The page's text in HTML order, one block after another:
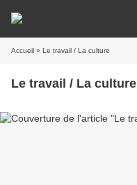
Accueil » Le travail / La culture
Le travail / La culture